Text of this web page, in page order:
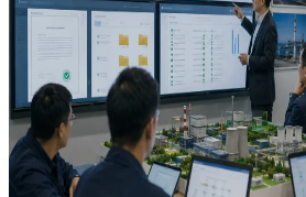
为工业物联网企业落地数字双碳签署
板管理、审批流、文件管理、仲裁管
系统围绕企业低碳业务流程，将签署
议处理集中到统一平台。管理端可以
人员可以通过模板快速发起文件流转
确保流程可追踪、可审计。
项目帮助客户把分散的纸质与半数字